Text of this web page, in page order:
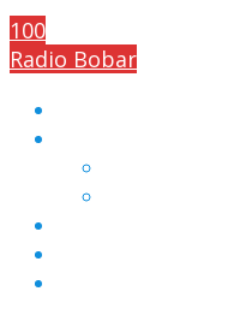
100
Radio Bobar